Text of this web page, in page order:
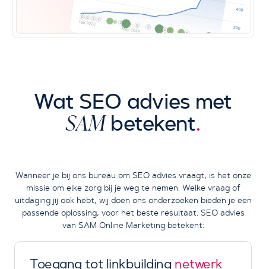
Wat SEO advies met
SAMbetekent.
Wanneer je bij ons bureau om SEO advies vraagt, is het onze
missie om elke zorg bij je weg te nemen. Welke vraag of
uitdaging jij ook hebt, wij doen ons onderzoeken bieden je een
passende oplossing, voor het beste resultaat. SEO advies
van SAM Online Marketing betekent:
Toegang tot linkbuilding netwerk